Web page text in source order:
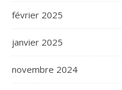
février 2025
janvier 2025
novembre 2024